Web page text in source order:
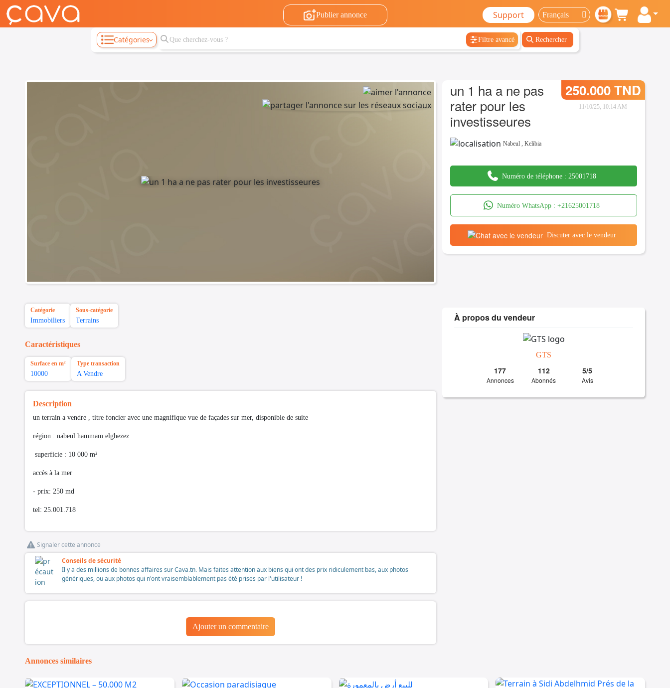
Publier annonce Support
Catégories Filtre avancé Rechercher
un 1 ha a ne pas
rater pour les
investisseures
250.000 TND
11/10/25, 10:14 AM
Nabeul ,Kelibia
Numéro de téléphone : 25001718
Numéro WhatsApp : +21625001718
Discuter avec le vendeur
Catégorie
Immobiliers
Sous-catégorie
Terrains
Caractéristiques
Surface en m²
10000
Type transaction
A Vendre
Description
un terrain a vendre , titre foncier avec une magnifique vue de façades sur mer, disponible de suite
région : nabeul hammam elghezez
superficie : 10 000 m²
accès à la mer
- prix: 250 md
tel: 25.001.718
Signaler cette annonce
Conseils de sécurité
Il y a des millions de bonnes affaires sur Cava.tn. Mais faites attention aux biens qui ont des prix ridiculement bas, aux photos
génériques, ou aux photos qui n'ont vraisemblablement pas été prises par l'utilisateur !
Ajouter un commentaire
À propos du vendeur
GTS
177
Annonces
112
Abonnés
5/5
Avis
Annonces similaires